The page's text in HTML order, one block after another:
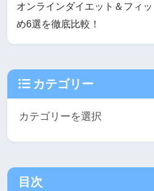
オンラインダイエット＆フィ
め6選を徹底比較！
カテゴリー
目次